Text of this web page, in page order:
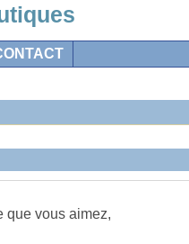
que vous aimez,